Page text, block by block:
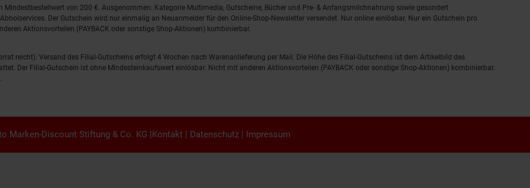
von 200 €. Ausgenommen: Kategorie Multimedia, Gutscheine, Bücher und Pre- & Anfangsmilchnahrung sowie gesondert
Der Gutschein wird nur einmalig an Neuanmelder für den Online-Shop-Newsletter versendet. Nur online einlösbar. Nur ein Gutschein pro
Aktionsvorteilen (PAYBACK oder sonstige Shop-Aktionen) kombinierbar.
reicht). Versand des Filial-Gutscheins erfolgt 4 Wochen nach Warenanlieferung per Mail. Die Höhe des Filial-Gutscheins ist dem Artikelbild des
Der Filial-Gutschein ist ohne Mindesteinkaufswert einlösbar. Nicht mit anderen Aktionsvorteilen (PAYBACK oder sonstige Shop-Aktionen) kombinierbar.
Marken-Discount Stiftung & Co. KG |Kontakt | Datenschutz| Impressum